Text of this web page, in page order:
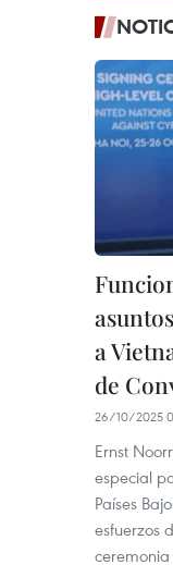
a
de
26/10/2025
Ernst
especial
Países
esfuerzos